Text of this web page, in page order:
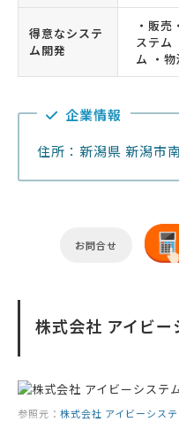
得意なシステ
ム開発
・販
ステム
ム ・
企業情報
住所：新潟県 新潟市
お問合せ
株式会社 アイビー
参照元： 株式会社 アイビーシステ